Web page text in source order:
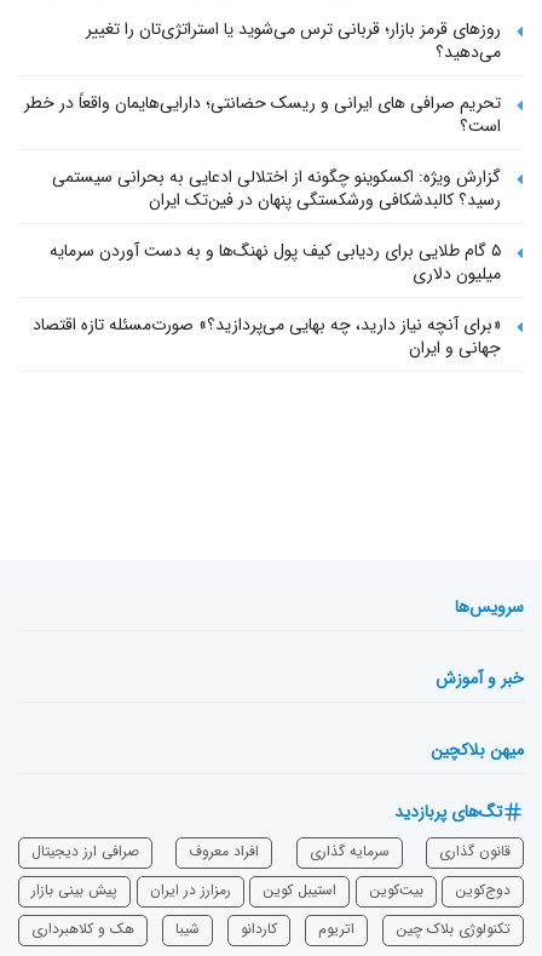
روزهای قرمز بازار؛ قربانی ترس می‌شوید یا استراتژی‌تان را تغییر
می‌دهید؟
تحریم صرافی های ایرانی و ریسک حضانتی؛ دارایی‌هایمان واقعاً در خطر
است؟
گزارش ویژه: اکسکوینو چگونه از اختلالی ادعایی به بحرانی سیستمی
رسید؟ کالبدشکافی ورشکستگی پنهان در فین‌تک ایران
۵ گام طلایی برای ردیابی کیف پول‌ نهنگ‌ها و به دست آوردن سرمایه
میلیون دلاری
«برای آنچه نیاز دارید، چه بهایی می‌پردازید؟» صورت‌مسئله تازه اقتصاد
جهانی و ایران
سرویس‌ها
خبر و آموزش
میهن بلاکچین
تگ‌های پربازدید
قانون گذاری سرمایه‌ گذاری افراد معروف
صرافی ارز دیجیتال
دوج‌کوین
بیت‌کوین استیبل کوین رمزارز در ایران
پیش بینی بازار
تکنولوژی بلاک چین
اتریوم ‌کاردانو شیبا هک و کلاهبرداری